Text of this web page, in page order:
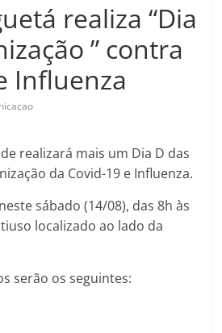
realiza “Dia
” contra
Influenza
realizará mais um Dia D das
da Covid-19 e Influenza.
sábado (14/08), das 8h às
localizado ao lado da
serão os seguintes: